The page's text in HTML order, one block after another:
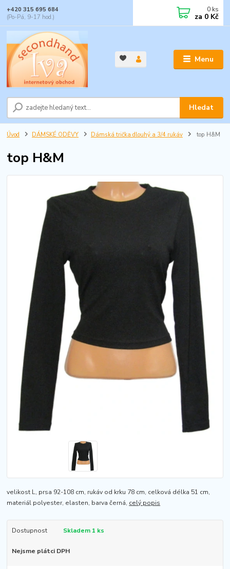
Menu
Hledat
+420 315 695 684
(Po-Pá, 9-17 hod.)
0 ks
za 0 Kč
Úvod DÁMSKÉ ODĚVY Dámská trička dlouhý a 3/4 rukáv top H&M
top H&M
velikost L, prsa 92-108 cm, rukáv od krku 78 cm, celková délka 51 cm,
materiál polyester, elasten, barva černá, celý popis
Dostupnost Skladem 1 ks
Nejsme plátci DPH